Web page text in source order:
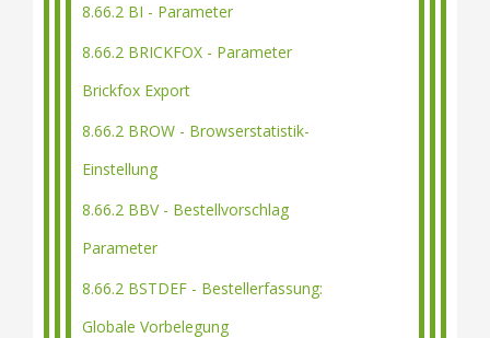
8.66.2 BI - Parameter
8.66.2 BRICKFOX - Parameter
Brickfox Export
8.66.2 BROW - Browserstatistik-
Einstellung
8.66.2 BBV - Bestellvorschlag
Parameter
8.66.2 BSTDEF - Bestellerfassung:
Globale Vorbelegung